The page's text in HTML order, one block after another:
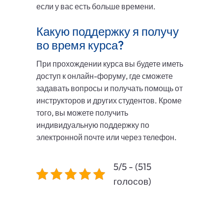
если у вас есть больше времени.
Какую поддержку я получу
во время курса?
При прохождении курса вы будете иметь
доступ к онлайн-форуму, где сможете
задавать вопросы и получать помощь от
инструкторов и других студентов. Кроме
того, вы можете получить
индивидуальную поддержку по
электронной почте или через телефон.
5/5 - (515
голосов)